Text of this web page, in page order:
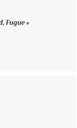
Fugue »